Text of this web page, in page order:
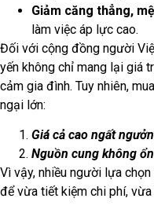
Giảm căng thẳng,
làm việc áp lực cao.
Đối với cộng đồng người
yến không chỉ mang lại giá
cảm gia đình. Tuy nhiên,
ngại lớn:
Giá cả cao ngất
Nguồn cung không
Vì vậy, nhiều người lựa
để vừa tiết kiệm chi phí,